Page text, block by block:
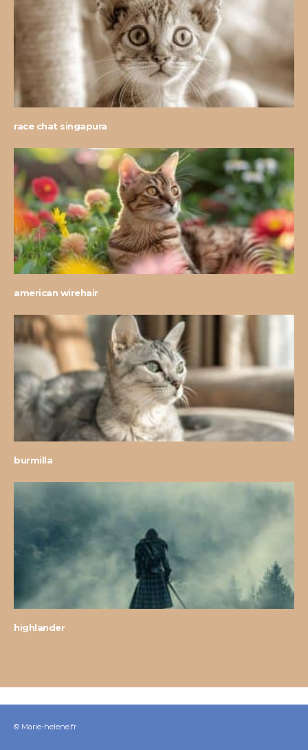
race chat singapura
american wirehair
burmilla
highlander
© Marie-helene.fr